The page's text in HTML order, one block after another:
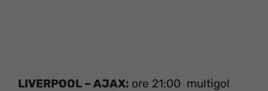
LIVERPOOL – AJAX: ore 21:00 multigol